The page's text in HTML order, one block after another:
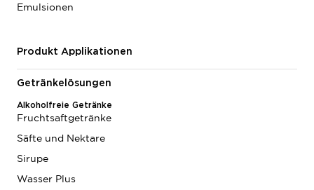
Emulsionen
Produkt Applikationen
Getränkelösungen
Alkoholfreie Getränke
Fruchtsaftgetränke
Säfte und Nektare
Sirupe
Wasser Plus